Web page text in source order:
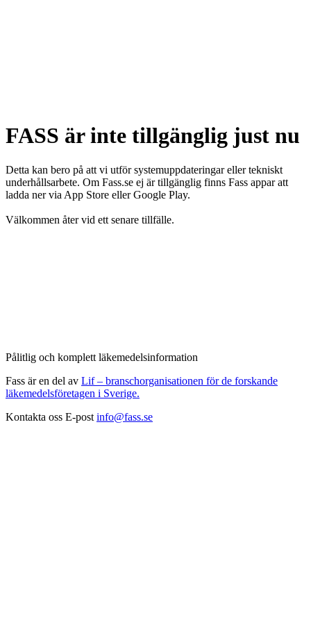
FASS är inte tillgänglig just nu
Detta kan bero på att vi utför systemuppdateringar eller tekniskt
underhållsarbete. Om Fass.se ej är tillgänglig finns Fass appar att
ladda ner via App Store eller Google Play.
Välkommen åter vid ett senare tillfälle.
Pålitlig och komplett läkemedelsinformation
Fass är en del av Lif – branschorganisationen för de forskande
läkemedelsföretagen i Sverige.
Kontakta oss E-post info@fass.se